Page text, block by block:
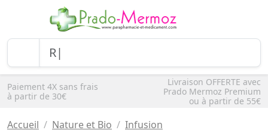
Paiement 4X sans frais
à partir de 30€
Livraison OFFERTE avec
Prado Mermoz Premium
ou à partir de 55€
Accueil Nature et Bio Infusion